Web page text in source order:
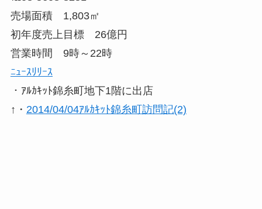
売場面積 1,803㎡
初年度売上目標 26億円
営業時間 9時～22時
ﾆｭｰｽﾘﾘｰｽ
・ｱﾙｶｷｯﾄ錦糸町地下1階に出店
↑・ 2014/04/04ｱﾙｶｷｯﾄ錦糸町訪問記(2)